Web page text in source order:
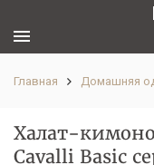
Главная Домашняя
Халат-
Cavalli Basic